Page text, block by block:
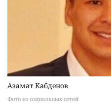
Фото из социальных сетей
Азамат Кабденов